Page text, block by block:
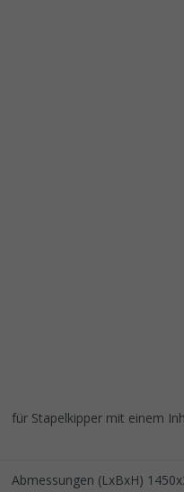
für Stapelkipper mit einem
Abmessungen (LxBxH)